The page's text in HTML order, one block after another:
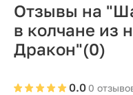
Отзывы на
в колчане из
Дракон"(0)
0
0.0